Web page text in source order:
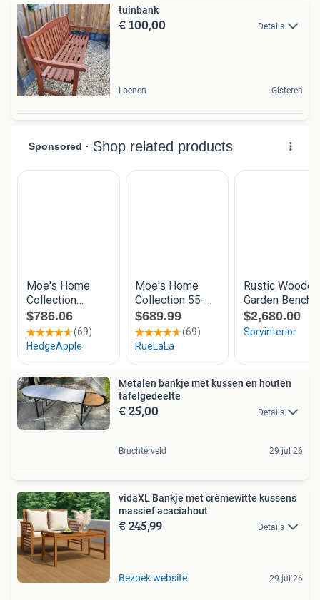
tuinbank
€ 100,00 Details
Loenen Gisteren
Metalen bankje met kussen en houten
tafelgedeelte
€ 25,00 Details
Bruchterveld 29 jul 26
vidaXL Bankje met crèmewitte kussens
massief acaciahout
€ 245,99 Details
Bezoek website 29 jul 26